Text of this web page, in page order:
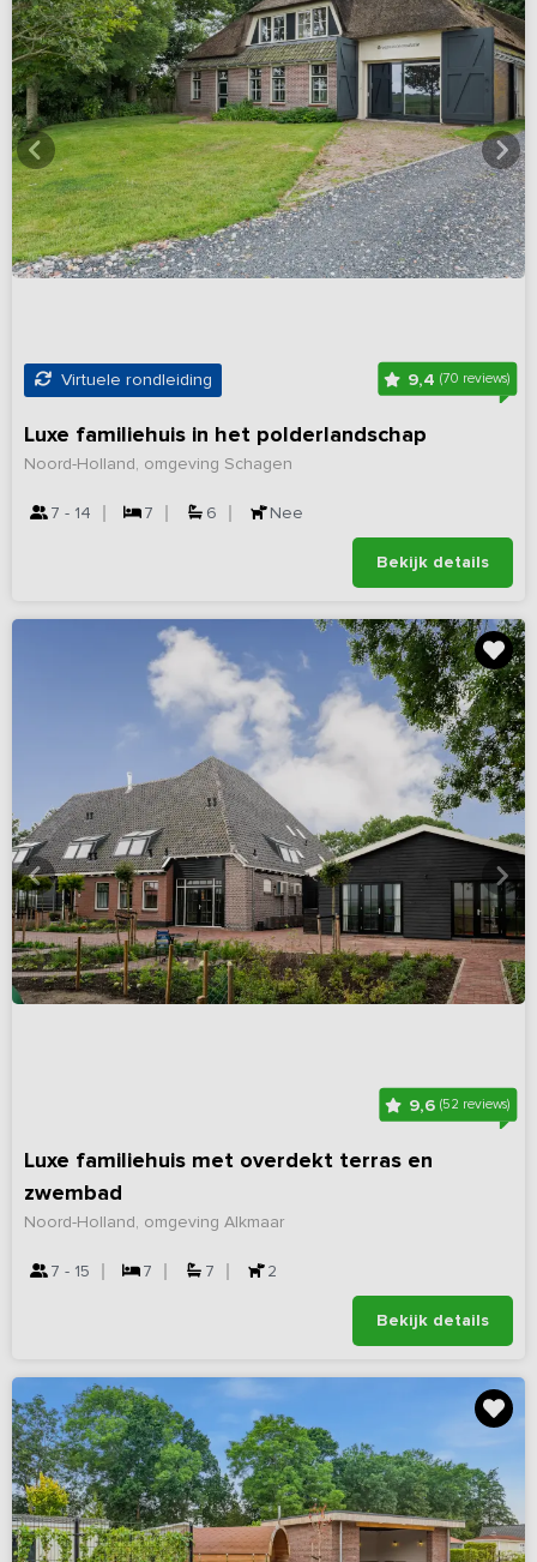
Virtuele rondleiding 9,4 (70 reviews)
Luxe familiehuis in het polderlandschap
Noord-Holland, omgeving Schagen
7 - 14 7 6 Nee
Bekijk details
9,6 (52 reviews)
Luxe familiehuis met overdekt terras en
zwembad
Noord-Holland, omgeving Alkmaar
7 - 15 7 7 2
Bekijk details